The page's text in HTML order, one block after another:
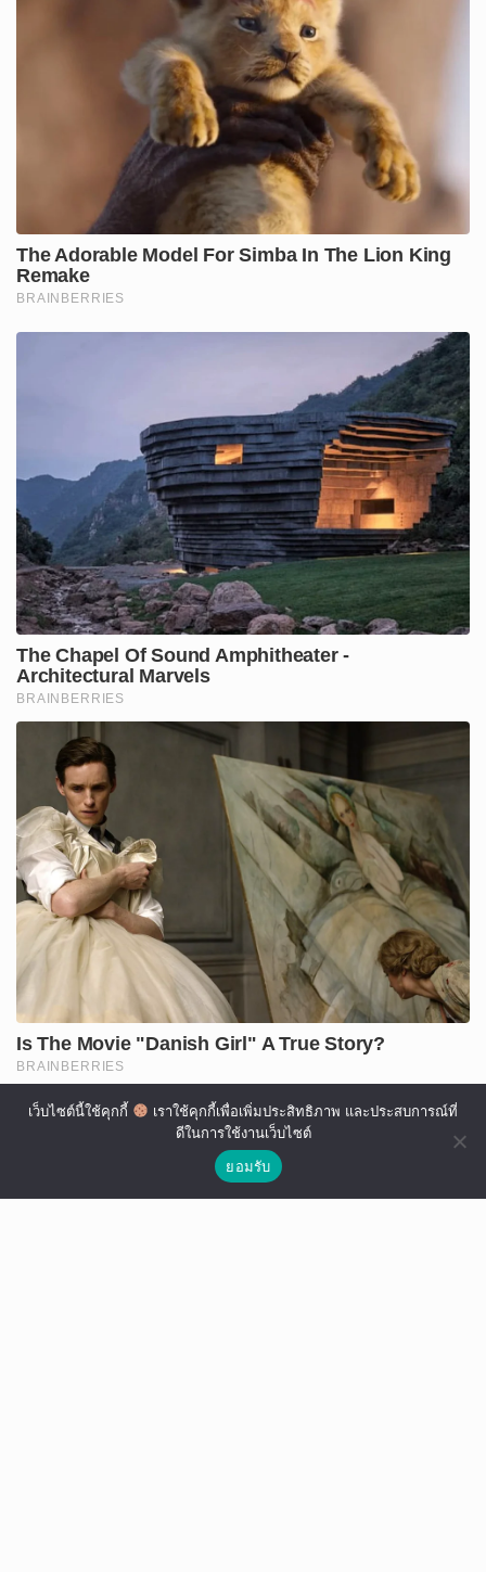
เว็บไซต์นี้ใช้คุกกี้
เราใช้คุกกี้เพื่อเพิ่มประสิทธิภาพ และประสบการณ์ที่
ดีในการใช้งานเว็บไซต์
ยอมรับ